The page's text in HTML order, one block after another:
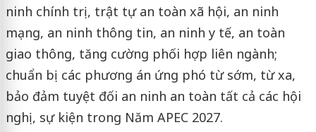
ninh chính trị, trật tự an toàn xã hội, an ninh
mạng, an ninh thông tin, an ninh y tế, an toàn
giao thông, tăng cường phối hợp liên ngành;
chuẩn bị các phương án ứng phó từ sớm, từ xa,
bảo đảm tuyệt đối an ninh an toàn tất cả các hội
nghị, sự kiện trong Năm APEC 2027.